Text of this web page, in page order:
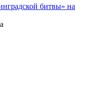
битвы» на